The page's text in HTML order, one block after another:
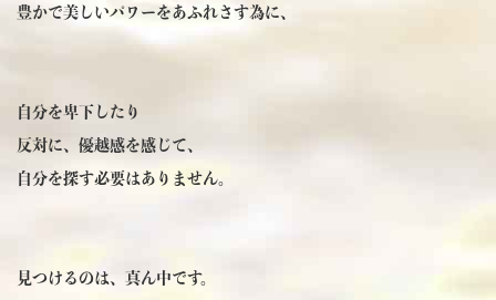
豊かで美しいパワーをあふれさす為に、
自分を卑下したり
反対に、優越感を感じて、
自分を探す必要はありません。
見つけるのは、真ん中です。